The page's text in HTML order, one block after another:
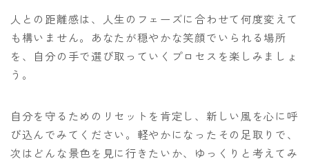
人との距離感は、人生のフェーズに合わせて何度変えて
も構いません。あなたが穏やかな笑顔でいられる場所
を、自分の手で選び取っていくプロセスを楽しみましょ
う。
自分を守るためのリセットを肯定し、新しい風を心に呼
び込んでみてください。軽やかになったその足取りで、
次はどんな景色を見に行きたいか、ゆっくりと考えてみ